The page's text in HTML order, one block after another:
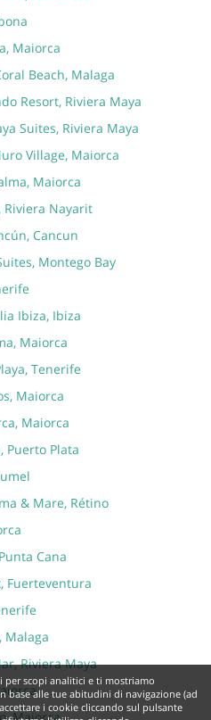
per scopi analitici e ti mostriamo
base alle tue abitudini di navigazione (ad
i cookie cliccando sul pulsante
Maiorca
Beach, Malaga
Resort, Riviera Maya
Suites, Riviera Maya
Village, Maiorca
Maiorca
Riviera Nayarit
Cancun
Montego Bay
Ibiza, Ibiza
Maiorca
Tenerife
Maiorca
Maiorca
Puerto Plata
& Mare, Rétino
Cana
Fuerteventura
Malaga
Riviera Maya
Maiorca